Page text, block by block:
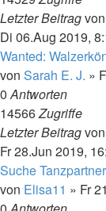
Letzter Beitragvon
Di 06.Aug 2019,
Wanted:
von Sarah E. J. »
0Antworten
14566Zugriffe
Letzter Beitragvon
Fr 28.Jun 2019,
Suche
von Elisa11 » Fr